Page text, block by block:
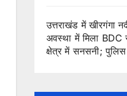
उत्तराखंड में खीरगंगा
अवस्था में मिला
क्षेत्र में सनसनी;